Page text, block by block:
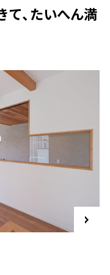
、たいへん満